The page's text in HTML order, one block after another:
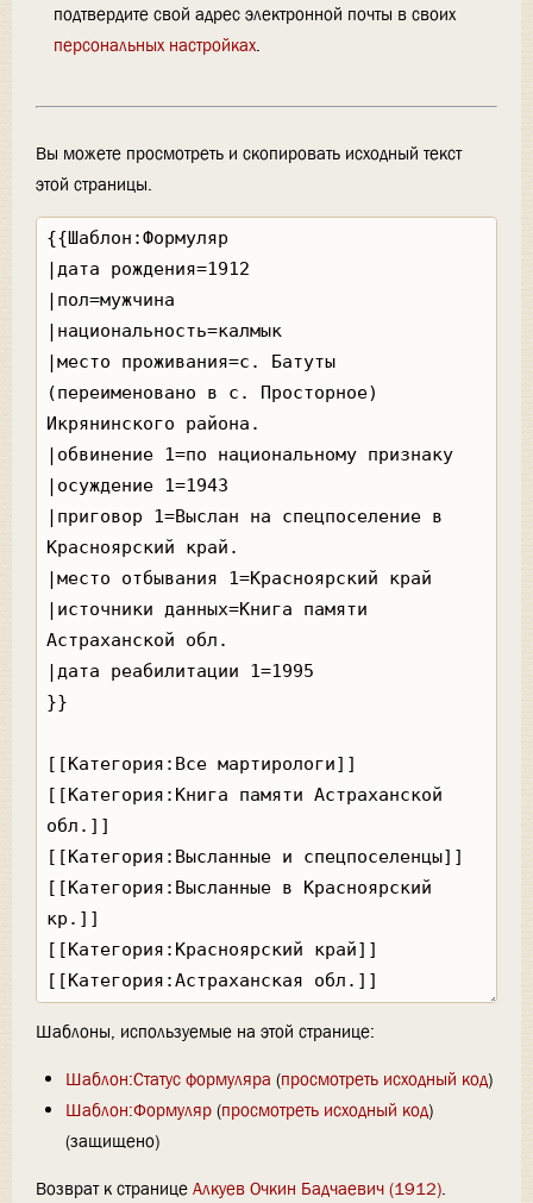
подтвердите свой адрес электронной почты в своих
персональных настройках.
Вы можете просмотреть и скопировать исходный текст
этой страницы.
Шаблоны, используемые на этой странице:
Шаблон:Статус формуляра (просмотреть исходный код)
Шаблон:Формуляр(просмотреть исходный код)
(защищено)
Возврат к странице Алкуев Очкин Бадчаевич (1912).